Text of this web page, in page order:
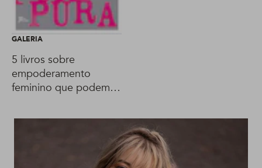
GALERIA
5 livros sobre
empoderamento
feminino que podem
capilar